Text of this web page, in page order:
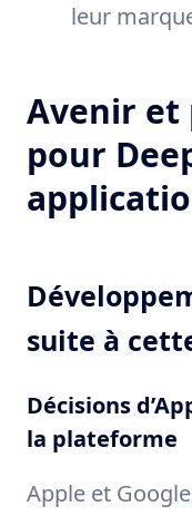
leur
Avenir et
pour
suite à
Décisions
la plateforme
Apple et